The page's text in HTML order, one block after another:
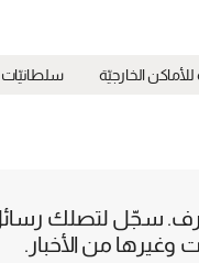
الخارجيّة
سجّل لتصلك رسائل
وغيرها من الأخبار.